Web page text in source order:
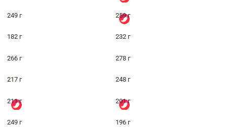
249 г 259 г
182 г 232 г
266 г 278 г
217 г 248 г
211 г 201 г
249 г 196 г